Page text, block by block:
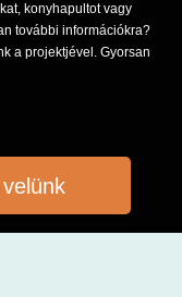
konyhapultot vagy
további információkra?
a projektjével. Gyorsan